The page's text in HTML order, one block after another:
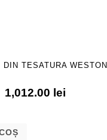
DIN TESATURA WESTON
1,012.00 lei